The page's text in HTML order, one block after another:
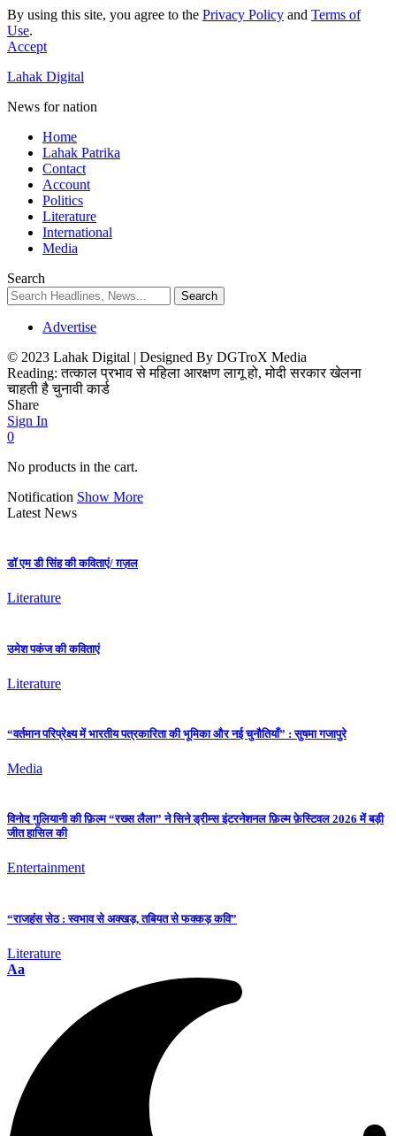
By using this site, you agree to the Privacy Policy and Terms of
Use.
Accept
Lahak Digital
News for nation
Home
Lahak Patrika
Contact
Account
Politics
Literature
International
Media
Search
Advertise
© 2023 Lahak Digital | Designed By DGTroX Media
Reading: तत्काल प्रभाव से महिला आरक्षण लागू हो, मोदी सरकार खेलना
चाहती है चुनावी कार्ड
Share
Sign In
0
No products in the cart.
Notification Show More
Latest News
डॉ एम डी सिंह की कविताएं/ ग़ज़ल
Literature
उमेश पकंज की कविताएं
Literature
“वर्तमान परिप्रेक्ष्य में भारतीय पत्रकारिता की भूमिका और नई चुनौतियाँ” : सुषमा गजापुरे
Media
विनोद गुलियानी की फ़िल्म “रख्स लैला” ने सिने ड्रीम्स इंटरनेशनल फ़िल्म फ़ेस्टिवल 2026 में बड़ी
जीत हासिल की
Entertainment
“राजहंस सेठ : स्वभाव से अक्खड़, तबियत से फक्कड़ कवि”
Literature
Aa